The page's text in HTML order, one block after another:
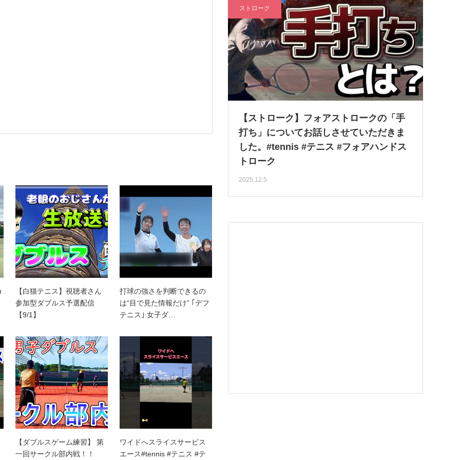
【白猫テニス】視聴者さん
参加型ダブルス予選配信
【9/1】
打球の強さを判断できるの
は“目で見た情報だけ” ｢デフ
テニス｣ 女子ダ…
【ダブルスゲーム練習】 第
一回サークル部内戦！！
ワイドへスライスサービス
エース#tennis #テニス #テ
ストローク
【ストローク】フォアストロークの「手
打ち」についてお話しさせていただきま
した。#tennis #テニス #フォアハンドス
トローク
2025.12.5